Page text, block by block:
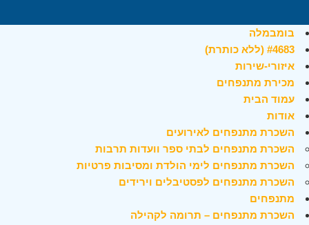
בומבמלה
#4683 (ללא כותרת)
איזורי-שירות
מכירת מתנפחים
עמוד הבית
אודות
השכרת מתנפחים לאירועים
השכרת מתנפחים לבתי ספר וועדות תרבות
השכרת מתנפחים לימי הולדת ומסיבות פרטיות
השכרת מתנפחים לפסטיבלים וירידים
מתנפחים
השכרת מתנפחים – תרומה לקהילה